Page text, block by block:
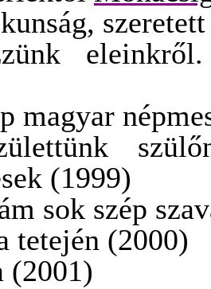
magyar
(1999)
sok szép
tetején (2000)
(2001)